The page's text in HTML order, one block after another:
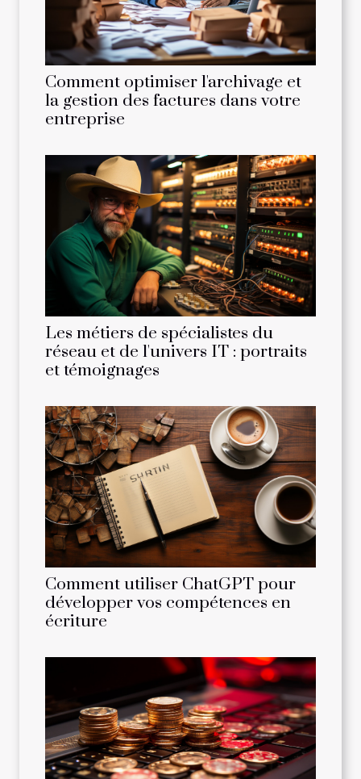
Comment optimiser l'archivage et
la gestion des factures dans votre
entreprise
Les métiers de spécialistes du
réseau et de l'univers IT : portraits
et témoignages
Comment utiliser ChatGPT pour
développer vos compétences en
écriture